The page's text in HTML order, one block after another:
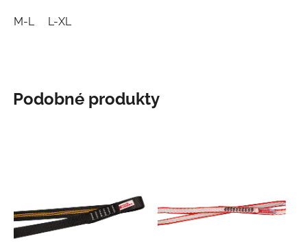
M-L L-XL
Podobné produkty